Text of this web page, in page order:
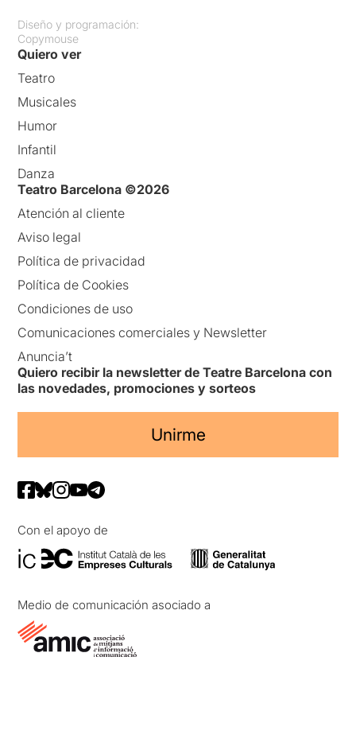
Diseño y programación:
Copymouse
Quiero ver
Teatro
Musicales
Humor
Infantil
Danza
Teatro Barcelona ©2026
Atención al cliente
Aviso legal
Política de privacidad
Política de Cookies
Condiciones de uso
Comunicaciones comerciales y Newsletter
Anuncia’t
Quiero recibir la newsletter de Teatre Barcelona con
las novedades, promociones y sorteos
Unirme
Con el apoyo de
Medio de comunicación asociado a